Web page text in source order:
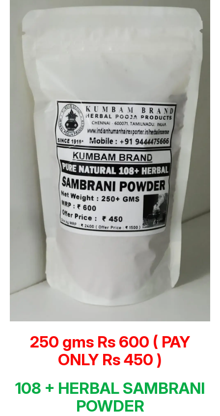
250 gms Rs 600 ( PAY
ONLY Rs 450 )
108 + HERBAL SAMBRANI
POWDER